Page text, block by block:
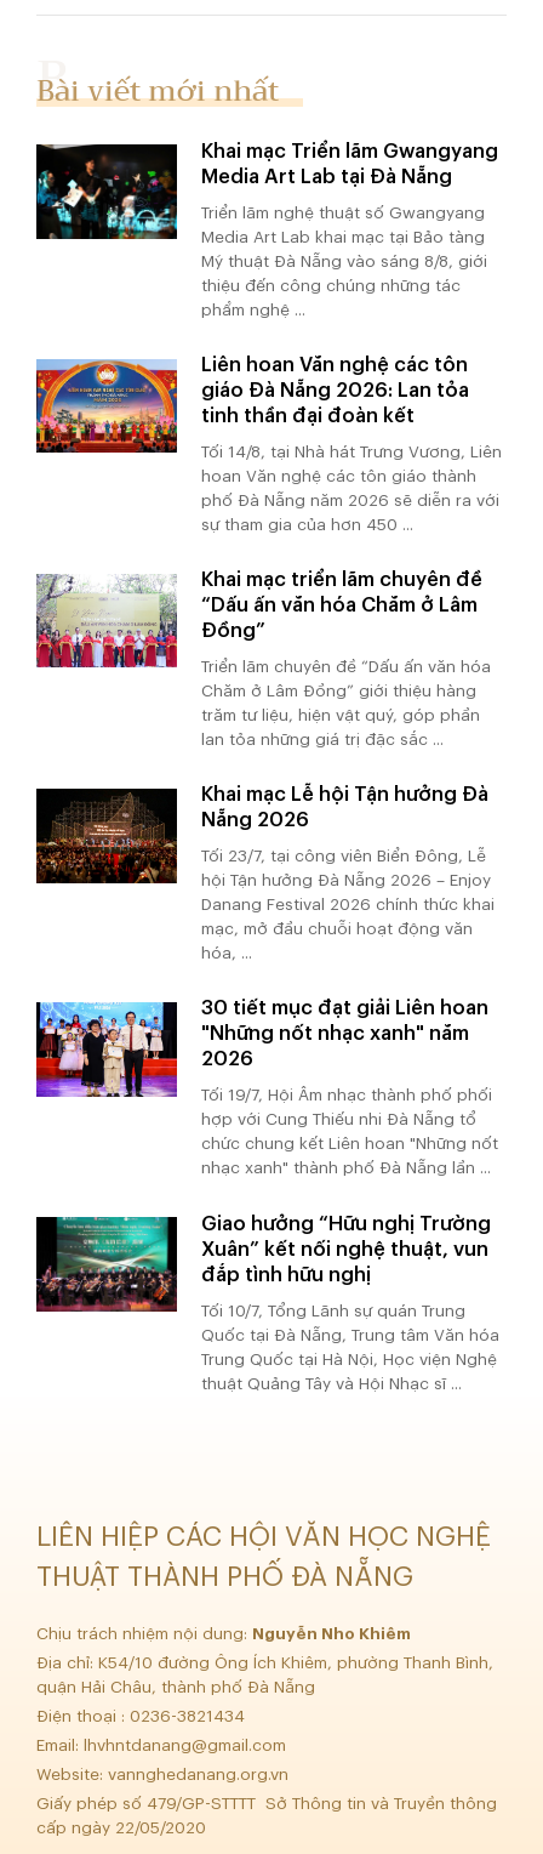
Bài viết mới nhất
Khai mạc Triển lãm Gwangyang
Media Art Lab tại Đà Nẵng
Triển lãm nghệ thuật số Gwangyang
Media Art Lab khai mạc tại Bảo tàng
Mỹ thuật Đà Nẵng vào sáng 8/8, giới
thiệu đến công chúng những tác
phẩm nghệ ...
Liên hoan Văn nghệ các tôn
giáo Đà Nẵng 2026: Lan tỏa
tinh thần đại đoàn kết
Tối 14/8, tại Nhà hát Trưng Vương, Liên
hoan Văn nghệ các tôn giáo thành
phố Đà Nẵng năm 2026 sẽ diễn ra với
sự tham gia của hơn 450 ...
Khai mạc triển lãm chuyên đề
“Dấu ấn văn hóa Chăm ở Lâm
Đồng”
Triển lãm chuyên đề “Dấu ấn văn hóa
Chăm ở Lâm Đồng” giới thiệu hàng
trăm tư liệu, hiện vật quý, góp phần
lan tỏa những giá trị đặc sắc ...
Khai mạc Lễ hội Tận hưởng Đà
Nẵng 2026
Tối 23/7, tại công viên Biển Đông, Lễ
hội Tận hưởng Đà Nẵng 2026 – Enjoy
Danang Festival 2026 chính thức khai
mạc, mở đầu chuỗi hoạt động văn
hóa, ...
30 tiết mục đạt giải Liên hoan
"Những nốt nhạc xanh" năm
2026
Tối 19/7, Hội Âm nhạc thành phố phối
hợp với Cung Thiếu nhi Đà Nẵng tổ
chức chung kết Liên hoan "Những nốt
nhạc xanh" thành phố Đà Nẵng lần ...
Giao hưởng “Hữu nghị Trường
Xuân” kết nối nghệ thuật, vun
đắp tình hữu nghị
Tối 10/7, Tổng Lãnh sự quán Trung
Quốc tại Đà Nẵng, Trung tâm Văn hóa
Trung Quốc tại Hà Nội, Học viện Nghệ
thuật Quảng Tây và Hội Nhạc sĩ ...
LIÊN HIỆP CÁC HỘI VĂN HỌC NGHỆ
THUẬT THÀNH PHỐ ĐÀ NẴNG
Chịu trách nhiệm nội dung: Nguyễn Nho Khiêm
Địa chỉ: K54/10 đường Ông Ích Khiêm, phường Thanh Bình,
quận Hải Châu, thành phố Đà Nẵng
Điện thoại : 0236-3821434
Email:
lhvhntdanang@gmail.com
Website: vannghedanang.org.vn
Giấy phép số 479/GP-STTTT Sở Thông tin và Truyền thông
cấp ngày 22/05/2020